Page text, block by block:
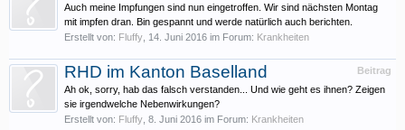
Auch meine Impfungen sind nun eingetroffen. Wir sind nächsten Montag
mit impfen dran. Bin gespannt und werde natürlich auch berichten.
Erstellt von: Fluffy 14. Juni 2016 im Forum: Krankheiten
Beitrag
RHD im Kanton Baselland
Ah ok, sorry, hab das falsch verstanden... Und wie geht es ihnen? Zeigen
sie irgendwelche Nebenwirkungen?
Erstellt von: Fluffy 8. Juni 2016 im Forum: Krankheiten